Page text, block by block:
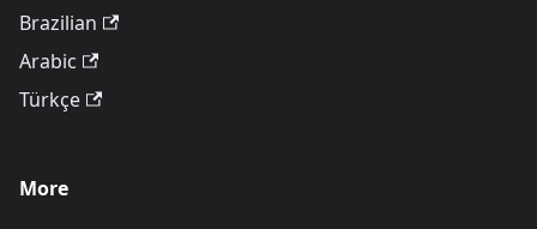
Brazilian
Arabic
Türkçe
More